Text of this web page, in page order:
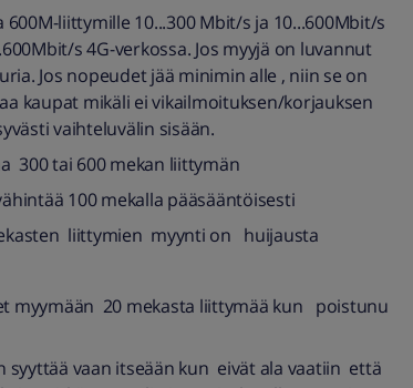
liittymille 10...300 Mbit/s ja 10...600Mbit/s
s 4G-verkossa. Jos myyjä on luvannut
Jos nopeudet jää minimin alle , niin se on
kaupat mikäli ei vikailmoituksen/korjauksen
vaihteluvälin sisään.
300 tai 600 mekan liittymän
100 mekalla pääsääntöisesti
liittymien myynti on huijausta
myymään 20 mekasta liittymää kun poistunu
vaan itseään kun eivät ala vaatiin että